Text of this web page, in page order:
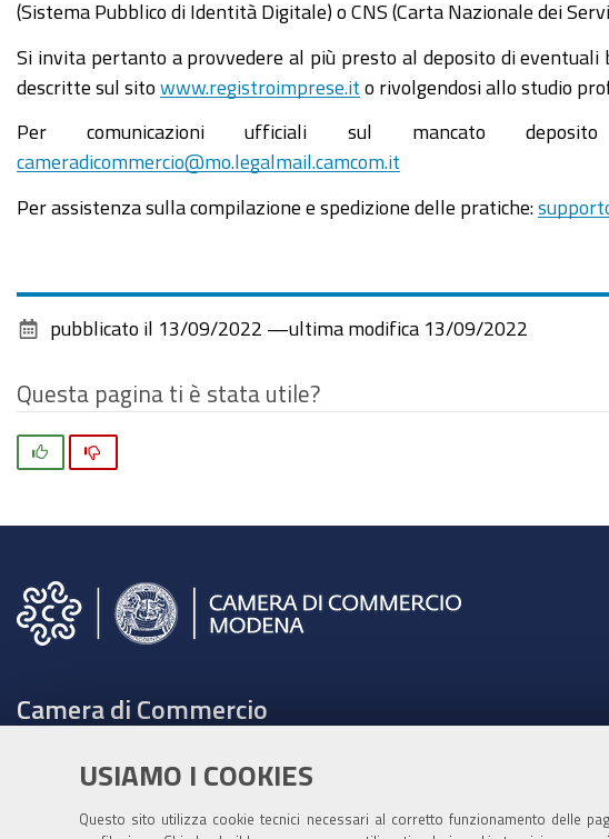
USIAMO I COOKIES
Questo sito utilizza cookie tecnici necessari al corretto funzionamento delle
(Sistema Pubblico di Identità Digitale) o CNS (Carta Nazionale dei
Si invita pertanto a provvedere al più presto al deposito di
descritte sul sito www.registroimprese.it o rivolgendosi allo studio
Per comunicazioni ufficiali sul mancato
cameradicommercio@mo.legalmail.camcom.it
Per assistenza sulla compilazione e spedizione delle pratiche:
pubblicato il 13/09/2022 —ultima modifica 13/09/2022
Questa pagina ti è stata utile?
Camera di Commercio
Tel. 059208111 -URP
Contabilità speciale Banca d'Italia: